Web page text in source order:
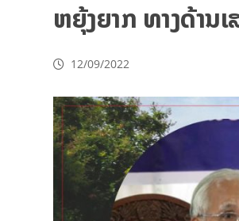
ຫຍຸ້ງຍາກ ທາງດ້ານ
12/09/2022